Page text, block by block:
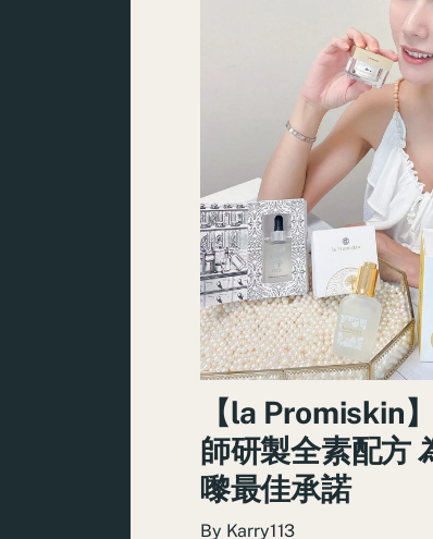
【la Promiskin
師研製全素配方
嚟最佳承諾
By Karry113